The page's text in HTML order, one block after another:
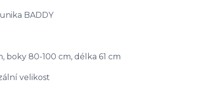
BADDY
boky 80-100 cm, délka 61 cm
velikost